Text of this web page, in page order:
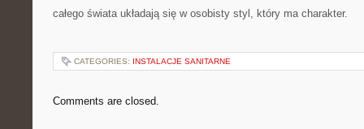
całego świata układają się w osobisty styl, który ma charakter.
CATEGORIES: INSTALACJE SANITARNE
Comments are closed.